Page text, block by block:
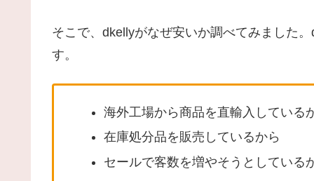
そこで、dkellyがなぜ安いか調べてみました
す。
海外工場から商品を直輸入している
在庫処分品を販売しているから
セールで客数を増やそうとしている